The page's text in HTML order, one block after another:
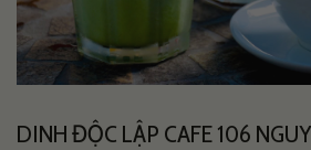
DINH ĐỘC LẬP CAFE 106